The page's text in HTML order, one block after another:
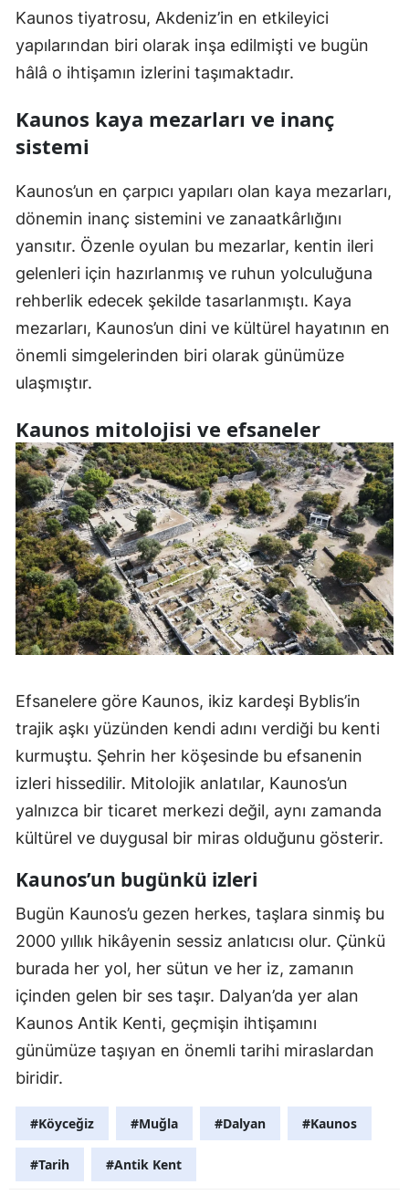
Kaunos tiyatrosu, Akdeniz’in en etkileyici
yapılarından biri olarak inşa edilmişti ve bugün
hâlâ o ihtişamın izlerini taşımaktadır.
Kaunos kaya mezarları ve inanç
sistemi
Kaunos’un en çarpıcı yapıları olan kaya mezarları,
dönemin inanç sistemini ve zanaatkârlığını
yansıtır. Özenle oyulan bu mezarlar, kentin ileri
gelenleri için hazırlanmış ve ruhun yolculuğuna
rehberlik edecek şekilde tasarlanmıştı. Kaya
mezarları, Kaunos’un dini ve kültürel hayatının en
önemli simgelerinden biri olarak günümüze
ulaşmıştır.
Kaunos mitolojisi ve efsaneler
Efsanelere göre Kaunos, ikiz kardeşi Byblis’in
trajik aşkı yüzünden kendi adını verdiği bu kenti
kurmuştu. Şehrin her köşesinde bu efsanenin
izleri hissedilir. Mitolojik anlatılar, Kaunos’un
yalnızca bir ticaret merkezi değil, aynı zamanda
kültürel ve duygusal bir miras olduğunu gösterir.
Kaunos’un bugünkü izleri
Bugün Kaunos’u gezen herkes, taşlara sinmiş bu
2000 yıllık hikâyenin sessiz anlatıcısı olur. Çünkü
burada her yol, her sütun ve her iz, zamanın
içinden gelen bir ses taşır. Dalyan’da yer alan
Kaunos Antik Kenti, geçmişin ihtişamını
günümüze taşıyan en önemli tarihi miraslardan
biridir.
#Köyceğiz #Muğla #Dalyan #Kaunos
#Tarih #Antik Kent